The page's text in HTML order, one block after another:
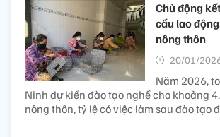
Chủ động
cầu lao
nông thôn
20/01/
Năm 2026,
Ninh dự kiến đào tạo nghề cho khoảng
nông thôn, tỷ lệ có việc làm sau đào tạo